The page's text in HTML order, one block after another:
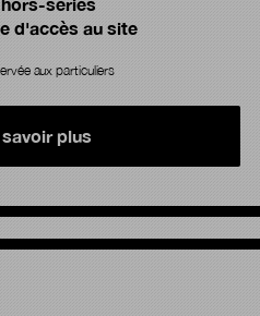
séries
d'accès au site
aux particuliers
savoir plus